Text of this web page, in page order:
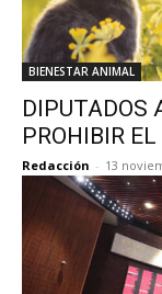
BIENESTAR ANIMAL
DIPUTADOS
PROHIBIR
Redacción - 13